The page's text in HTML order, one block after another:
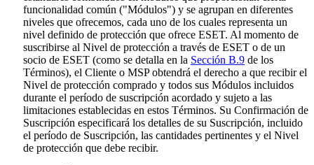
funcionalidad común ("Módulos") y se agrupan en diferentes
niveles que ofrecemos, cada uno de los cuales representa un
nivel definido de protección que ofrece ESET. Al momento de
suscribirse al Nivel de protección a través de ESET o de un
socio de ESET (como se detalla en la Sección B.9 de los
Términos), el Cliente o MSP obtendrá el derecho a que recibir el
Nivel de protección comprado y todos sus Módulos incluidos
durante el período de suscripción acordado y sujeto a las
limitaciones establecidas en estos Términos. Su Confirmación de
Suscripción especificará los detalles de su Suscripción, incluido
el período de Suscripción, las cantidades pertinentes y el Nivel
de protección que debe recibir.